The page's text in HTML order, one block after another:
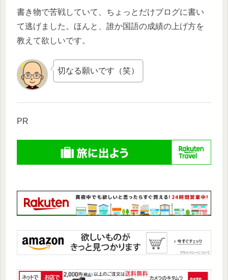
書き物で苦戦していて、ちょっとだけブログに書い
て逃げました。ほんと、誰か国語の成績の上げ方を
教えて欲しいです。
切なる願いです（笑）
PR